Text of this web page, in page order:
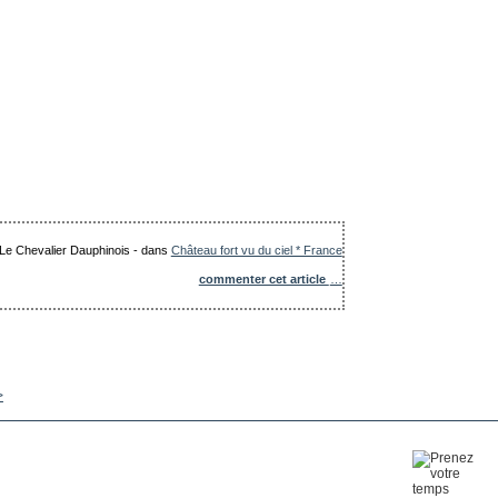
Chevalier Dauphinois -dans Château fort vu du ciel * France
commenter cet article